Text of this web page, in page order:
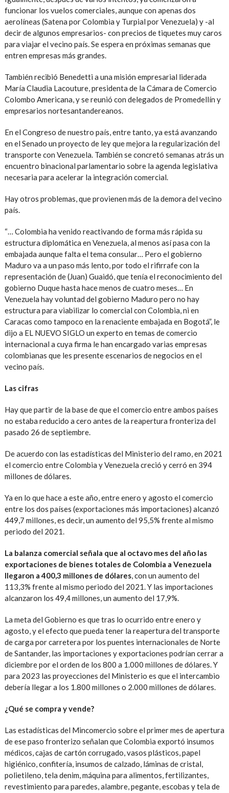
funcionar los vuelos comerciales, aunque con apenas dos
aerolíneas (Satena por Colombia y Turpial por Venezuela) y -al
decir de algunos empresarios- con precios de tiquetes muy caros
para viajar el vecino país. Se espera en próximas semanas que
entren empresas más grandes.
También recibió Benedetti a una misión empresarial liderada
María Claudia Lacouture, presidenta de la Cámara de Comercio
Colombo Americana, y se reunió con delegados de Promedellín y
empresarios nortesantandereanos.
En el Congreso de nuestro país, entre tanto, ya está avanzando
en el Senado un proyecto de ley que mejora la regularización del
transporte con Venezuela. También se concretó semanas atrás un
encuentro binacional parlamentario sobre la agenda legislativa
necesaria para acelerar la integración comercial.
Hay otros problemas, que provienen más de la demora del vecino
país.
“… Colombia ha venido reactivando de forma más rápida su
estructura diplomática en Venezuela, al menos así pasa con la
embajada aunque falta el tema consular… Pero el gobierno
Maduro va a un paso más lento, por todo el rifirrafe con la
representación de (Juan) Guaidó, que tenía el reconocimiento del
gobierno Duque hasta hace menos de cuatro meses… En
Venezuela hay voluntad del gobierno Maduro pero no hay
estructura para viabilizar lo comercial con Colombia, ni en
Caracas como tampoco en la renaciente embajada en Bogotá”, le
dijo a EL NUEVO SIGLO un experto en temas de comercio
internacional a cuya firma le han encargado varias empresas
colombianas que les presente escenarios de negocios en el
vecino país.
Las cifras
Hay que partir de la base de que el comercio entre ambos países
no estaba reducido a cero antes de la reapertura fronteriza del
pasado 26 de septiembre.
De acuerdo con las estadísticas del Ministerio del ramo, en 2021
el comercio entre Colombia y Venezuela creció y cerró en 394
millones de dólares.
Ya en lo que hace a este año, entre enero y agosto el comercio
entre los dos países (exportaciones más importaciones) alcanzó
449,7 millones, es decir, un aumento del 95,5% frente al mismo
periodo del 2021.
La balanza comercial señala que al octavo mes del año las
exportaciones de bienes totales de Colombia a Venezuela
llegaron a 400,3 millones de dólares, con un aumento del
113,3% frente al mismo periodo del 2021. Y las importaciones
alcanzaron los 49,4 millones, un aumento del 17,9%.
La meta del Gobierno es que tras lo ocurrido entre enero y
agosto, y el efecto que pueda tener la reapertura del transporte
de carga por carretera por los puentes internacionales de Norte
de Santander, las importaciones y exportaciones podrían cerrar a
diciembre por el orden de los 800 a 1.000 millones de dólares. Y
para 2023 las proyecciones del Ministerio es que el intercambio
debería llegar a los 1.800 millones o 2.000 millones de dólares.
¿Qué se compra y vende?
Las estadísticas del Mincomercio sobre el primer mes de apertura
de ese paso fronterizo señalan que Colombia exportó insumos
médicos, cajas de cartón corrugado, vasos plásticos, papel
higiénico, confitería, insumos de calzado, láminas de cristal,
polietileno, tela denim, máquina para alimentos, fertilizantes,
revestimiento para paredes, alambre, pegante, escobas y tela de